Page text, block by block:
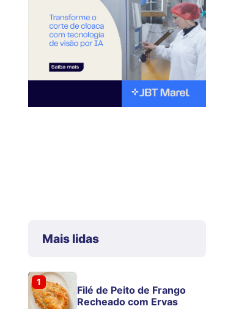
Mais lidas
1
Filé de Peito de Frango
Recheado com Ervas